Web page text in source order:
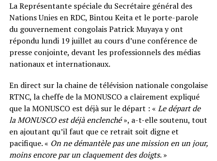
La Représentante spéciale du Secrétaire général des
Nations Unies en RDC, Bintou Keita et le porte-parole
du gouvernement congolais Patrick Muyaya y ont
répondu lundi 19 juillet au cours d’une conférence de
presse conjointe, devant les professionnels des médias
nationaux et internationaux.
En direct sur la chaine de télévision nationale congolaise
RTNC, la cheffe de la MONUSCO a clairement expliqué
que la MONUSCO est déjà sur le départ : « Le départ de
la MONUSCO est déjà enclenché», a-t-elle soutenu, tout
en ajoutant qu’il faut que ce retrait soit digne et
pacifique. « On ne démantèle pas une mission en un jour,
moins encore par un claquement des doigts. »